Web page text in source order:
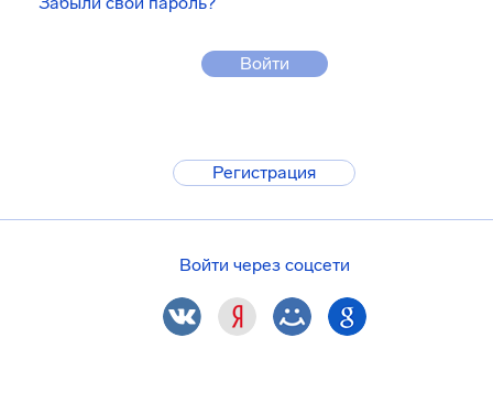
Войти
Регистрация
Войти через соцсети